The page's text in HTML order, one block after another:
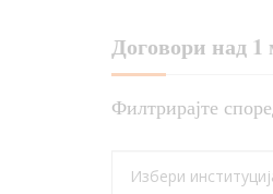
Договори над 1
Филтрирајте